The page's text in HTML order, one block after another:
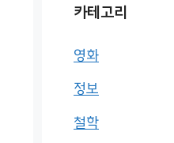
카테고리
영화
정보
철학